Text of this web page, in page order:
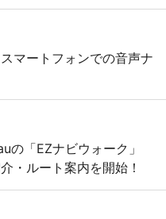
マートフォンでの音声ナ
の「EZナビウォーク」
・ルート案内を開始！